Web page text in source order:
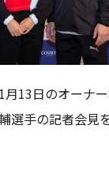
月13日のオーナ
選手の記者会見